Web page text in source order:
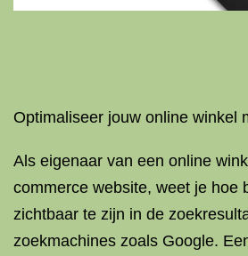
Optimaliseer jouw online winkel
Als eigenaar van een online
commerce website, weet je hoe
zichtbaar te zijn in de
zoekmachines zoals Google.